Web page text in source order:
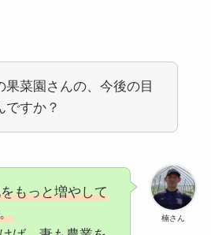
果菜園さんの、今後の目
ですか？
楠さん
もっと増やして